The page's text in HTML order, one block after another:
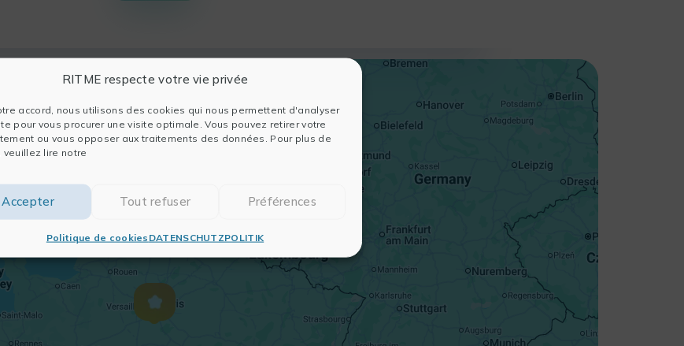
RITME respecte votre vie privée
accord, nous utilisons des cookies qui nous permettent d'analyser
pour vous procurer une visite optimale. Vous pouvez retirer votre
ou vous opposer aux traitements des données. Pour plus de
veuillez lire notre
Accepter Tout refuser Préférences
Politique de cookies DATENSCHUTZPOLITIK